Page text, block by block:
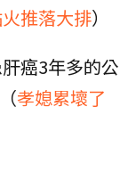
推落大排）
癌3年多的公
孝媳累壞了